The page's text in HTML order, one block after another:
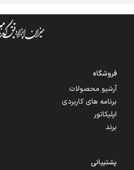
فروشگاه
آرشیو محصولات
برنامه های کاربردی
اپلیکاتور
برند
پشتیبانی